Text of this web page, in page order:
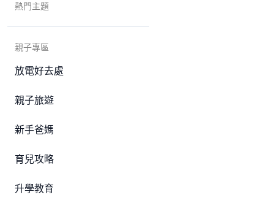
熱門主題
親子專區
放電好去處
親子旅遊
新手爸媽
育兒攻略
升學教育